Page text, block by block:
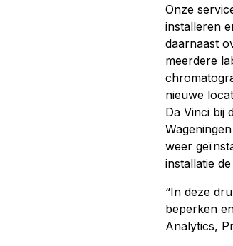
Onze
installeren
daarnaast
meerdere
nieuwe
Da Vinci bij
weer
installatie
“In deze
beperken
Analytics,